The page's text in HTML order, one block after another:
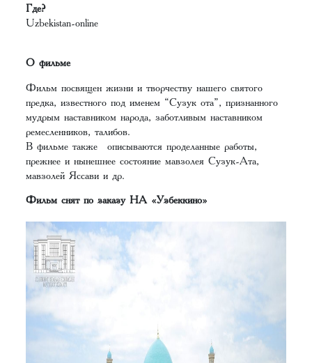
Где?
Uzbekistan-online
О фильме
Фильм посвящен жизни и творчеству нашего святого
предка, известного под именем “Сузук ота”, признанного
мудрым наставником народа, заботливым наставником
ремесленников, талибов.
В фильме также описываются проделанные работы,
прежнее и нынешнее состояние мавзолея Сузук-Ата,
мавзолей Яссави и др.
Фильм снят по заказу НА «Узбеккино»